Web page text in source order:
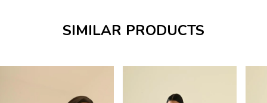
SIMILAR PRODUCTS